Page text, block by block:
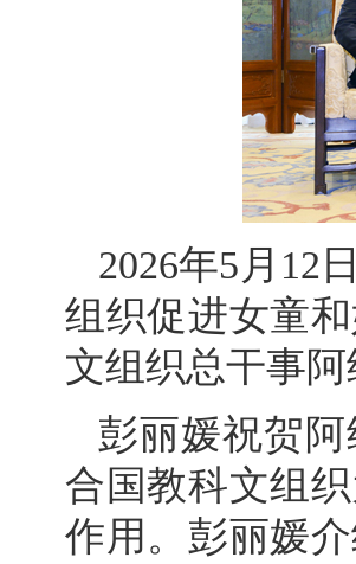
2026年5月12
组织促进女童
文组织总干事阿
彭丽媛祝贺
合国教科文组
作用。彭丽媛